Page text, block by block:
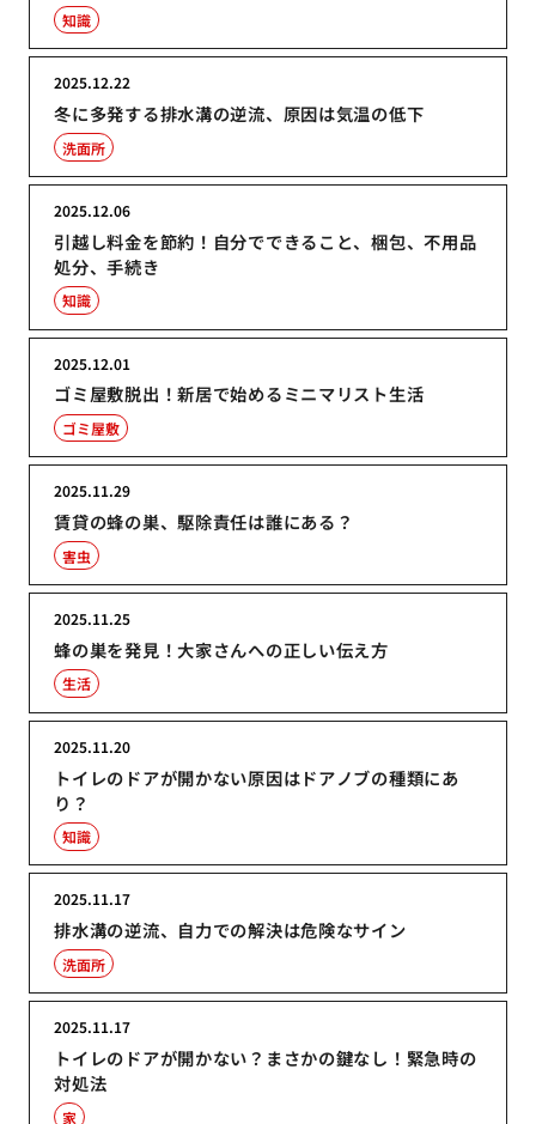
知識
冬に多発する排水溝の逆流、原因は気温の低下
2025.12.22
洗面所
引越し料金を節約！自分でできること、梱包、不用品
処分、手続き
2025.12.06
知識
ゴミ屋敷脱出！新居で始めるミニマリスト生活
2025.12.01
ゴミ屋敷
賃貸の蜂の巣、駆除責任は誰にある？
2025.11.29
害虫
蜂の巣を発見！大家さんへの正しい伝え方
2025.11.25
生活
トイレのドアが開かない原因はドアノブの種類にあ
り？
2025.11.20
知識
排水溝の逆流、自力での解決は危険なサイン
2025.11.17
洗面所
トイレのドアが開かない？まさかの鍵なし！緊急時の
対処法
2025.11.17
家